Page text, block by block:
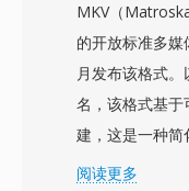
相机和操作系
用H.264的
的支持，确立了
位。高效的封
的压缩能力，使
在带宽受限的网
MKV（
的开放标准多
月发布该格式
名，该格式基
建，这是一种
且向前兼容的结
阅读更多